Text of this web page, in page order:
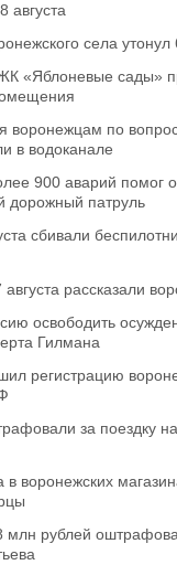
августа
села
«Яблоневые сады»
воронежцам по
в водоканале
900 аварий помог
дорожный патруль
сбивали
рассказали
освободить
Гилмана
регистрацию
за поездку
в воронежских
млн рублей